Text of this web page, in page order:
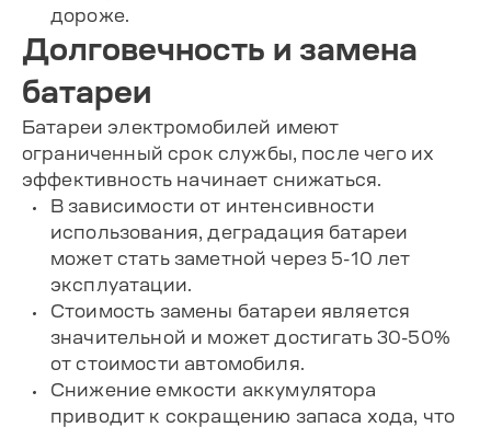
дороже.
Долговечность и замена
батареи
Батареи электромобилей имеют
ограниченный срок службы, после чего их
эффективность начинает снижаться.
В зависимости от интенсивности
использования, деградация батареи
может стать заметной через 5-10 лет
эксплуатации.
Стоимость замены батареи является
значительной и может достигать 30-50%
от стоимости автомобиля.
Снижение емкости аккумулятора
приводит к сокращению запаса хода, что